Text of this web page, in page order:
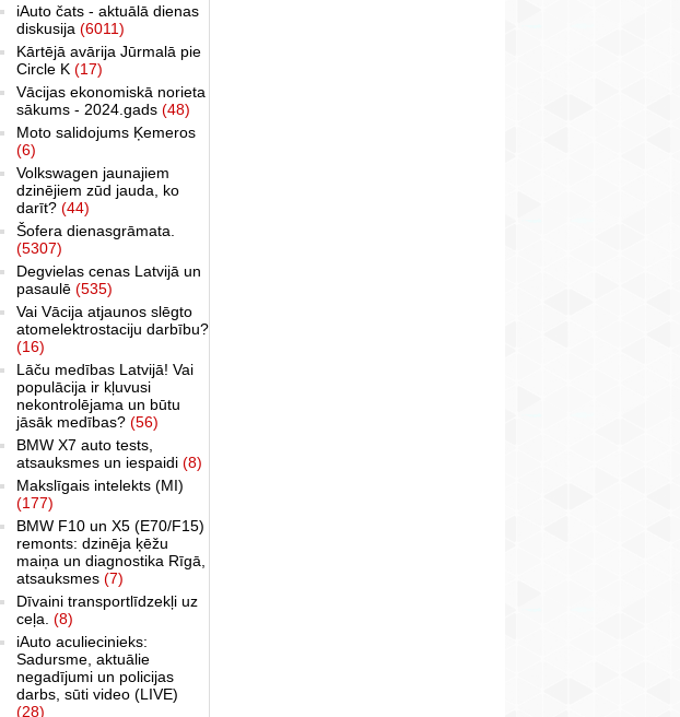
iAuto čats - aktuālā dienas
diskusija (6011)
Kārtējā avārija Jūrmalā pie
Circle K (17)
Vācijas ekonomiskā norieta
sākums - 2024.gads (48)
Moto salidojums Ķemeros
(6)
Volkswagen jaunajiem
dzinējiem zūd jauda, ko
darīt? (44)
Šofera dienasgrāmata.
(5307)
Degvielas cenas Latvijā un
pasaulē (535)
Vai Vācija atjaunos slēgto
atomelektrostaciju darbību?
(16)
Lāču medības Latvijā! Vai
populācija ir kļuvusi
nekontrolējama un būtu
jāsāk medības? (56)
BMW X7 auto tests,
atsauksmes un iespaidi (8)
Makslīgais intelekts (MI)
(177)
BMW F10 un X5 (E70/F15)
remonts: dzinēja ķēžu
maiņa un diagnostika Rīgā,
atsauksmes (7)
Dīvaini transportlīdzekļi uz
ceļa. (8)
iAuto aculiecinieks:
Sadursme, aktuālie
negadījumi un policijas
darbs, sūti video (LIVE)
(28)